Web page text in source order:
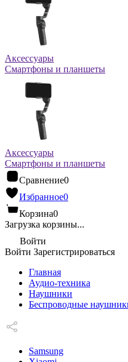
Аксессуары
Смартфоны и планшеты
Аксессуары
Смартфоны и планшеты
Сравнение0
Избранное0
Корзина0
Загрузка корзины...
Войти
Войти Зарегистрироваться
Главная
Аудио-техника
Наушники
Беспроводные
Samsung